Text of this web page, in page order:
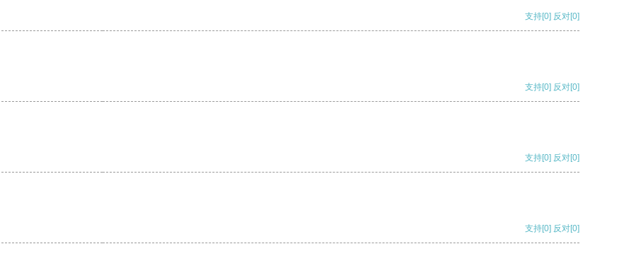
支持[0] 反对[0]
支持[0] 反对[0]
支持[0] 反对[0]
支持[0] 反对[0]